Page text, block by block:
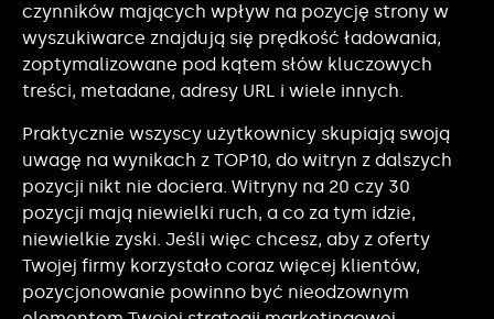
czynników mających wpływ na pozycję strony w
wyszukiwarce znajdują się prędkość ładowania,
zoptymalizowane pod kątem słów kluczowych
treści, metadane, adresy URL i wiele innych.
Praktycznie wszyscy użytkownicy skupiają swoją
uwagę na wynikach z TOP10, do witryn z dalszych
pozycji nikt nie dociera. Witryny na 20 czy 30
pozycji mają niewielki ruch, a co za tym idzie,
niewielkie zyski. Jeśli więc chcesz, aby z oferty
Twojej firmy korzystało coraz więcej klientów,
pozycjonowanie powinno być nieodzownym